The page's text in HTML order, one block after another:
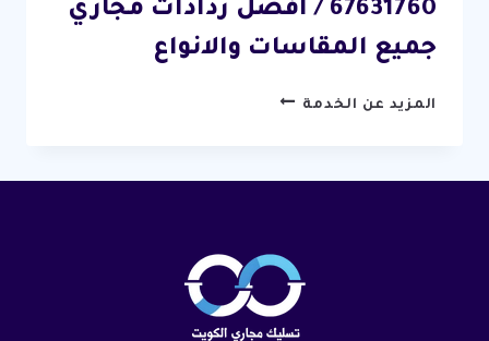
67631760 / افضل ردادات مجاري
جميع المقاسات والانواع
المزيد عن الخدمةتركيب
افضل
ردادات
مجاري